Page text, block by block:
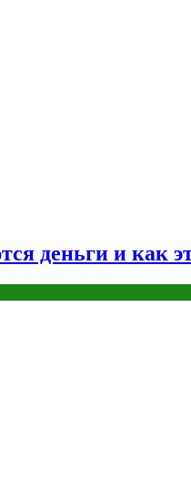
деньги и как